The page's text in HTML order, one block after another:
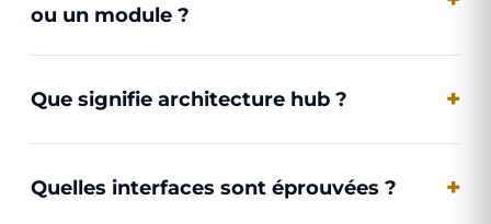
ou un module ?
Que signifie architecture hub ?
Quelles interfaces sont éprouvées ?